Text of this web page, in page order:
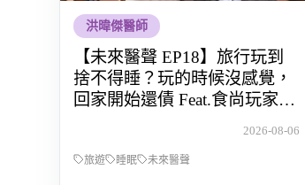
洪暐傑醫師
【未來醫聲 EP18】旅行玩到
捨不得睡？玩的時候沒感覺，
回家開始還債 Feat.食尚玩家
2026-08-06
旅遊 睡眠 未來醫聲